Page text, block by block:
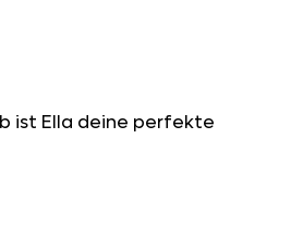
ist Ella deine perfekte